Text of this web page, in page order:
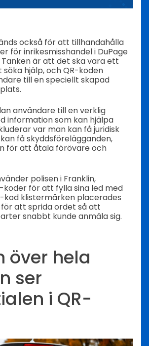
också för att tillhandahålla
för inrikesmisshandel i DuPage
Tanken är att det ska vara ett
hjälp, och QR-koden
till en speciellt skapad
användare till en verklig
information som kan hjälpa
var man kan få juridisk
få skyddsförelägganden,
för att åtala förövare och
polisen i Franklin,
koder för att fylla sina led med
kod klistermärken placerades
att sprida ordet så att
snabbt kunde anmäla sig.
över hela
ser
i QR-